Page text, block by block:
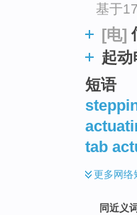
基于
[电]
起动
短语
tab
更多网络
同近义词